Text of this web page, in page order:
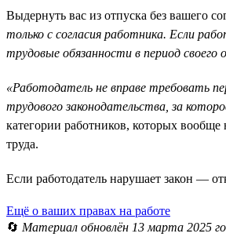
Выдернуть вас из отпуска без вашего
только с согласия работника. Если
трудовые обязанности в период своего
«Работодатель не вправе требовать
трудового законодательства, за
категории работников, которых
труда.
Если работодатель нарушает закон —
Ещё о ваших правах на работе
🔄 Материал обновлён 13 марта 2025